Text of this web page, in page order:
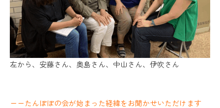
左から、安藤さん、奥島さん、中山さん、伊吹さん
ーーたんぽぽの会が始まった経緯をお聞かせいただけます